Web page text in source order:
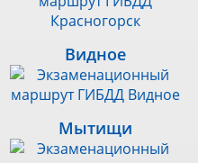
Видное
Мытищи